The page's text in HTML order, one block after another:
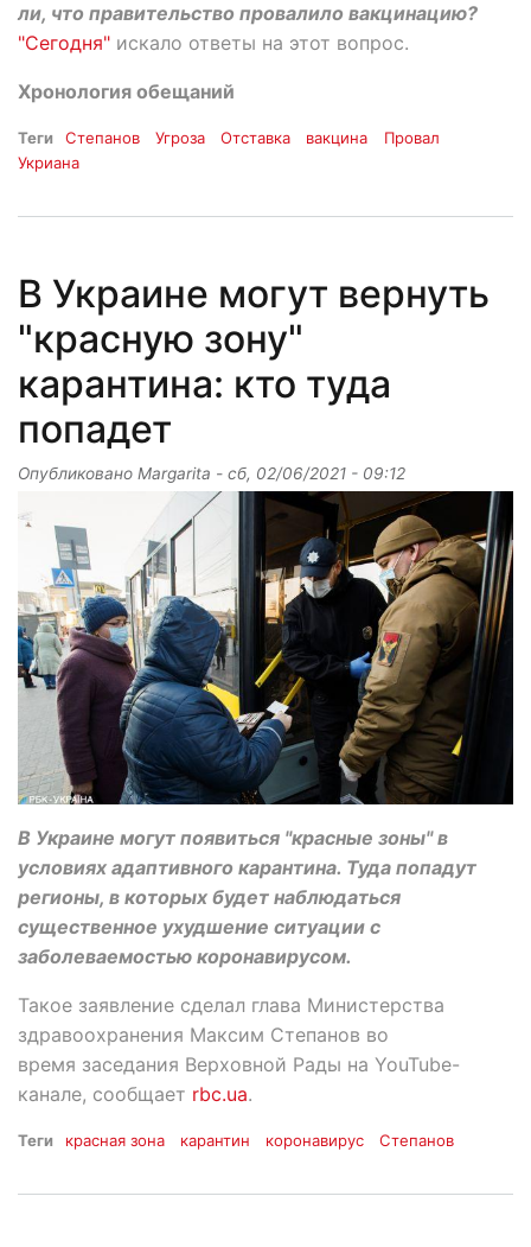
ли, что правительство провалило вакцинацию?
"Сегодня" искало ответы на этот вопрос.
Хронология обещаний
Теги Степанов Угроза Отставка вакцина
Провал
Укриана
В Украине могут вернуть
"красную зону"
карантина: кто туда
попадет
Опубликовано Margarita - сб, 02/06/2021 - 09:12
В Украине могут появиться "красные зоны" в
условиях адаптивного карантина. Туда попадут
регионы, в которых будет наблюдаться
существенное ухудшение ситуации с
заболеваемостью коронавирусом.
Такое заявление сделал глава Министерства
здравоохранения Максим Степанов во
время заседания Верховной Рады на YouTube-
канале, сообщает rbc.ua.
Теги красная зона карантин коронавирус Степанов